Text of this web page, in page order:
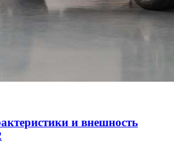
и внешность